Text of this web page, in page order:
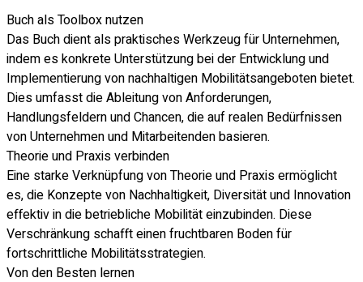
Buch als Toolbox nutzen
Das Buch dient als praktisches Werkzeug für Unternehmen,
indem es konkrete Unterstützung bei der Entwicklung und
Implementierung von nachhaltigen Mobilitätsangeboten bietet.
Dies umfasst die Ableitung von Anforderungen,
Handlungsfeldern und Chancen, die auf realen Bedürfnissen
von Unternehmen und Mitarbeitenden basieren.
Theorie und Praxis verbinden
Eine starke Verknüpfung von Theorie und Praxis ermöglicht
es, die Konzepte von Nachhaltigkeit, Diversität und Innovation
effektiv in die betriebliche Mobilität einzubinden. Diese
Verschränkung schafft einen fruchtbaren Boden für
fortschrittliche Mobilitätsstrategien.
Von den Besten lernen